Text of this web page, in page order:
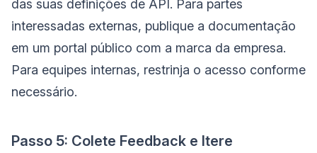
das suas definições de API. Para partes
interessadas externas, publique a documentação
em um portal público com a marca da empresa.
Para equipes internas, restrinja o acesso conforme
necessário.
Passo 5: Colete Feedback e Itere